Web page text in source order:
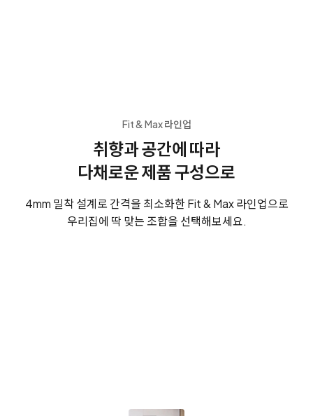
Fit & Max 라인업
취향과 공간에 따라
다채로운 제품 구성으로
4mm 밀착 설계로 간격을 최소화한 Fit & Max 라인업으로
우리집에 딱 맞는 조합을 선택해보세요.